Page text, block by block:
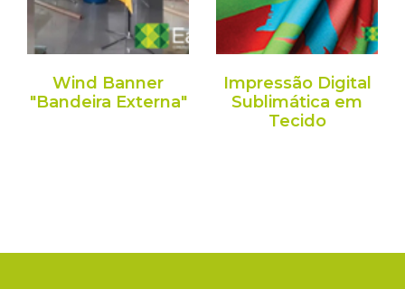
Wind Banner
"Bandeira Externa"
Impressão Digital
Sublimática em
Tecido